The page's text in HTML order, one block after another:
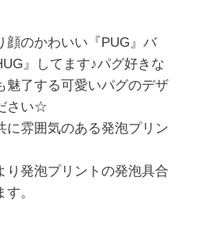
顔のかわいい『PUG』バ
』してます♪パグ好きな
魅了する可愛いパグのデザ
さい☆
に雰囲気のある発泡プリン
発泡プリントの発泡具合
。